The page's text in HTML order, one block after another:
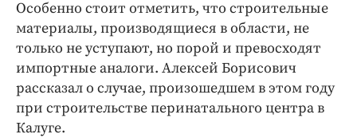
Особенно стоит отметить, что строительные
материалы, производящиеся в области, не
только не уступают, но порой и превосходят
импортные аналоги. Алексей Борисович
рассказал о случае, произошедшем в этом году
при строительстве перинатального центра в
Калуге.